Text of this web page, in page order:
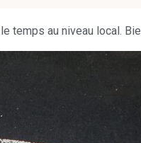
temps au niveau local.